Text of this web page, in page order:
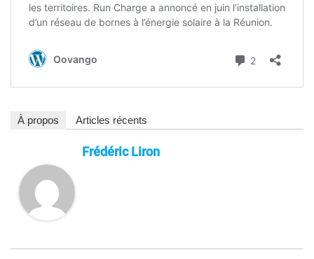
À propos Articles récents
Frédéric Liron